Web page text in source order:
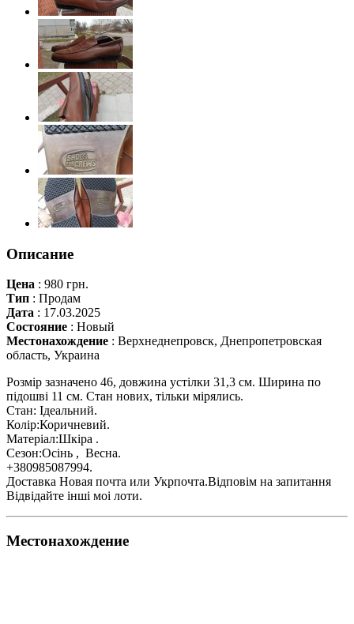
Описание
Цена : 980 грн.
Тип : Продам
Дата : 17.03.2025
Состояние : Новый
Местонахождение : Верхнеднепровск, Днепропетровская
область, Украина
Розмір зазначено 46, довжина устілки 31,3 см. Ширина по
підошві 11 см. Стан нових, тільки мірялись.
Стан: Ідеальний.
Колір:Коричневий.
Матеріал:Шкіра .
Сезон:Осінь , Весна.
+380985087994.
Доставка Новая почта или Укрпочта.Відповім на запитання
Відвідайте інші моі лоти.
Местонахождение